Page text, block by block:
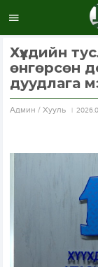
Хүүхдийн
өнгөрсөн
дуудлага
Aдмин / Хууль